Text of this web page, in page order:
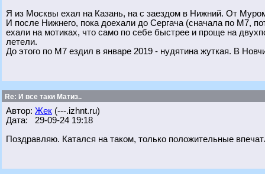
Я из Москвы ехал на Казань, на с заездом в Нижний. От
И после Нижнего, пока доехали до Сергача (сначала по М7,
ехали на мотиках, что само по себе быстрее и проще на
летели.
До этого по М7 ездил в январе 2019 - нудятина жуткая. В
Re: И все таки Матиз..
Автор: Жек (---.izhnt.ru)
Дата: 29-09-24 19:18
Поздравляю. Катался на таком, только положительные